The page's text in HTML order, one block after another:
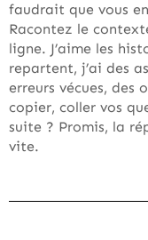
faudrait que vous
Racontez le
ligne. J’aime les
repartent, j’ai des
erreurs vécues, des
copier, coller vos
suite ? Promis, la
vite.